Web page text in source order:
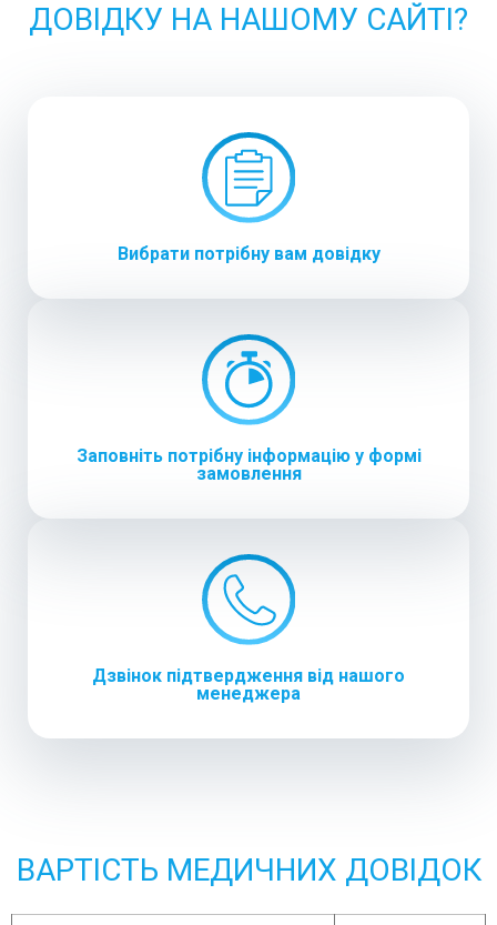
ДОВІДКУ НА НАШОМУ САЙТІ?
Вибрати потрібну вам довідку
Заповніть потрібну інформацію у формі
замовлення
Дзвінок підтвердження від нашого
менеджера
ВАРТІСТЬ МЕДИЧНИХ ДОВІДОК